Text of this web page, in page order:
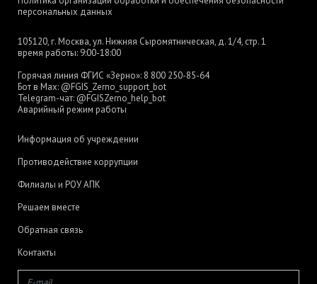
персональных данных
105120, г. Москва, ул. Нижняя Сыромятническая, д. 1/4, стр. 1
время работы: 9:00-18:00
Горячая линия ФГИС «Зерно»: 8 800 250-85-64
Бот в Max: @FGIS_Zerno_support_bot
Telegram-чат: @FGISZerno_help_bot
Аварийный режим работы
Информация об учреждении
Противодействие коррупции
Филиалы и РОУ АПК
Решаем вместе
Обратная связь
Контакты